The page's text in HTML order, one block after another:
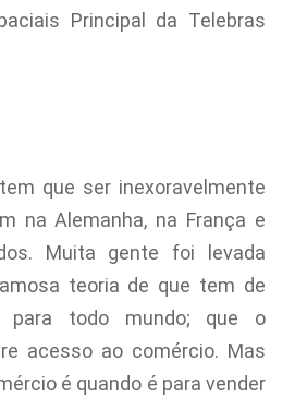
Principal da Telebras
que ser inexoravelmente
na Alemanha, na França e
Muita gente foi levada
teoria de que tem de
para todo mundo; que o
acesso ao comércio. Mas
é quando é para vender